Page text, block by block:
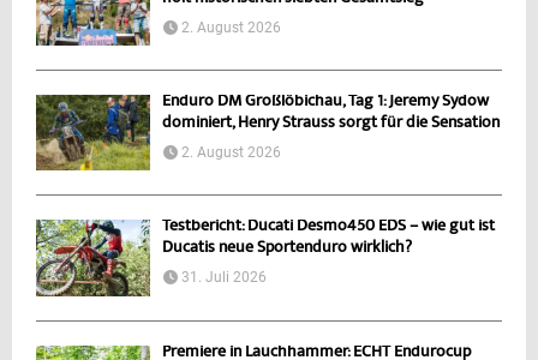
2. August 2026
Enduro DM Großlöbichau, Tag 1: Jeremy Sydow
dominiert, Henry Strauss sorgt für die Sensation
2. August 2026
Testbericht: Ducati Desmo450 EDS – wie gut ist
Ducatis neue Sportenduro wirklich?
31. Juli 2026
Premiere in Lauchhammer: ECHT Endurocup